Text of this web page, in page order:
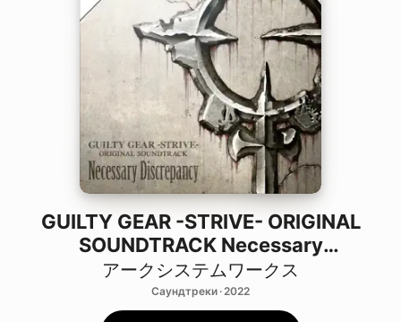
Радио
Установить Apple Music
GUILTY GEAR -STRIVE- ORIGINAL
SOUNDTRACK Necessary
Discrepancy (2)
アークシステムワークス
Саундтреки · 2022